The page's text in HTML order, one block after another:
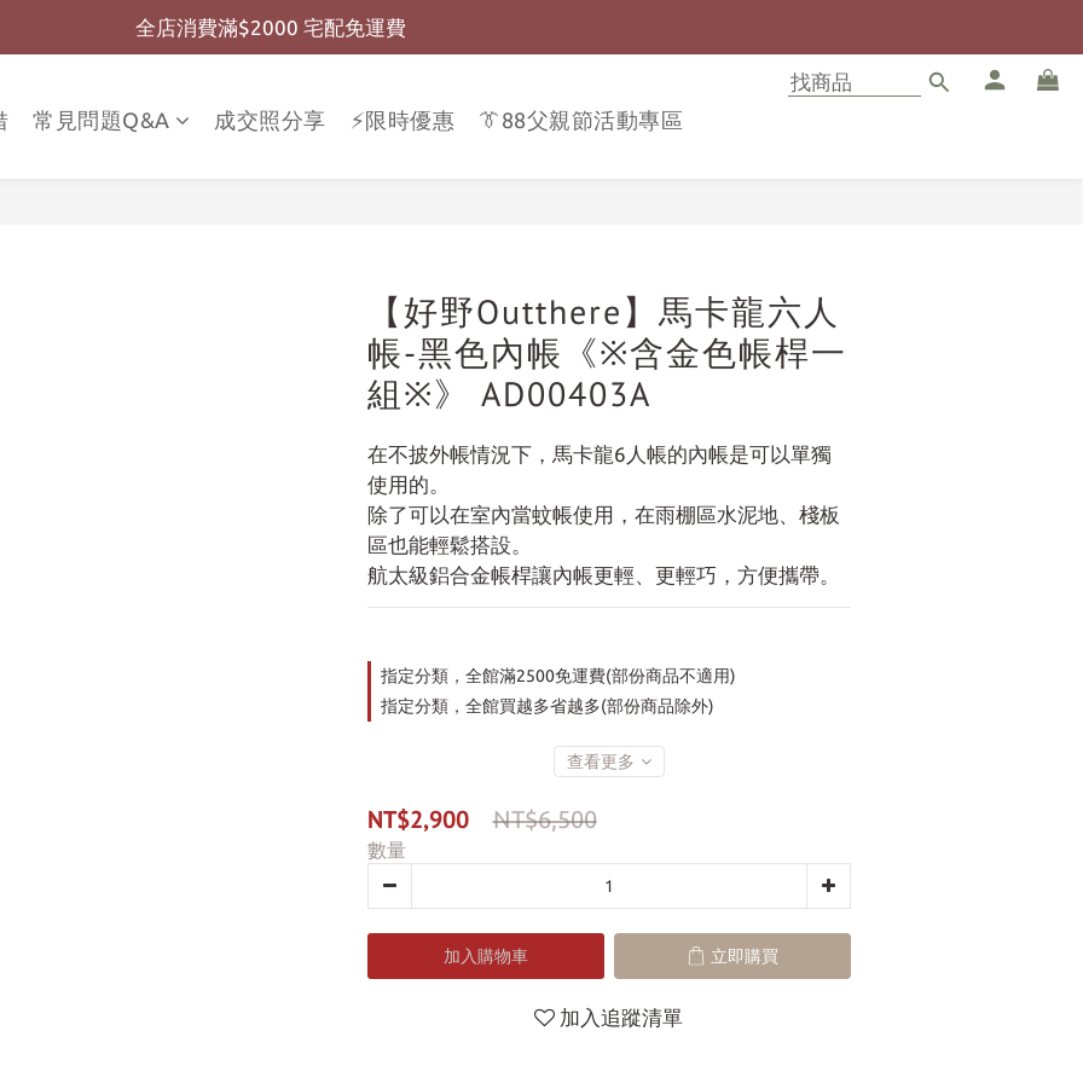
全店消費滿$999 超商免運費
全店消費滿$2000 宅配免運費
常見問題Q&A 成交照分享 ⚡限時優惠 👔88父親節活動專區
【好野Outthere】馬卡龍六人
帳-黑色內帳《※含金色帳桿一
組※》 AD00403A
在不披外帳情況下，馬卡龍6人帳的內帳是可以單獨
使用的。
除了可以在室內當蚊帳使用，在雨棚區水泥地、棧板
區也能輕鬆搭設。
航太級鋁合金帳桿讓內帳更輕、更輕巧，方便攜帶。
指定分類，全館滿2500免運費(部份商品不適用)
指定分類，全館買越多省越多(部份商品除外)
查看更多
NT$2,900 NT$6,500
數量
加入購物車 立即購買
加入追蹤清單